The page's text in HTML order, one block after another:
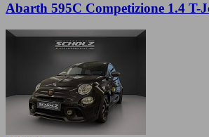
Abarth 595C Competizione 1.4 T-